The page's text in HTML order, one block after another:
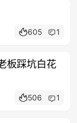
605 1
板踩坑白花
506 1